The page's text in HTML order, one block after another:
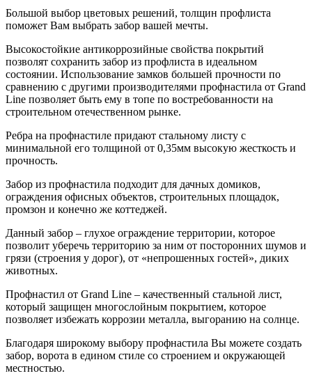
Большой выбор цветовых решений, толщин профлиста
поможет Вам выбрать забор вашей мечты.
Высокостойкие антикоррозийные свойства покрытий
позволят сохранить забор из профлиста в идеальном
состоянии. Использование замков большей прочности по
сравнению с другими производителями профнастила от Grand
Line позволяет быть ему в топе по востребованности на
строительном отечественном рынке.
Ребра на профнастиле придают стальному листу с
минимальной его толщиной от 0,35мм высокую жесткость и
прочность.
Забор из профнастила подходит для дачных домиков,
ограждения офисных объектов, строительных площадок,
промзон и конечно же коттеджей.
Данный забор – глухое ограждение территории, которое
позволит уберечь территорию за ним от посторонних шумов и
грязи (строения у дорог), от «непрошенных гостей», диких
животных.
Профнастил от Grand Line – качественный стальной лист,
который защищен многослойным покрытием, которое
позволяет избежать коррозии металла, выгоранию на солнце.
Благодаря широкому выбору профнастила Вы можете создать
забор, ворота в едином стиле со строением и окружающей
местностью.